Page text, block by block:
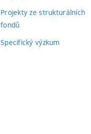
Projekty ze strukturálních
fondů
Specifický výzkum